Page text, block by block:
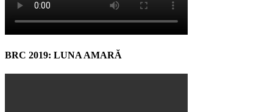
BRC 2019: LUNA AMARĂ